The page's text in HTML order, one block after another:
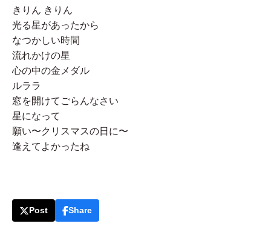
きりん きりん
光る星があったから
なつかしい時間
流れかけの星
心の中の金メダル
ルララ
窓を開けてごらんなさい
星になって
願い〜クリスマスの日に〜
逢えてよかったね
Post Share